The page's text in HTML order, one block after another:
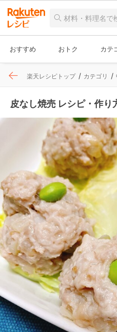
おすすめ おトク カテ
楽天レシピトップ カテゴリ
皮なし焼売 レシピ・作り